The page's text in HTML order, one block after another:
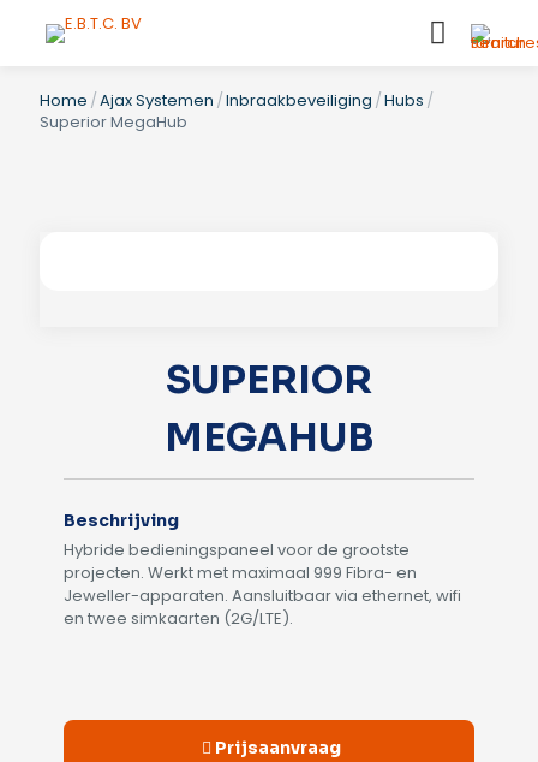
Home /Ajax Systemen /Inbraakbeveiliging /Hubs /
Superior MegaHub
SUPERIOR
MEGAHUB
Beschrijving
Hybride bedieningspaneel voor de grootste
projecten. Werkt met maximaal 999 Fibra- en
Jeweller-apparaten. Aansluitbaar via ethernet, wifi
en twee simkaarten (2G/LTE).
Prijsaanvraag